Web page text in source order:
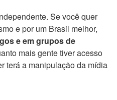
Se você quer
e por um Brasil melhor,
e em grupos de
mais gente tiver acesso
terá a manipulação da mídia